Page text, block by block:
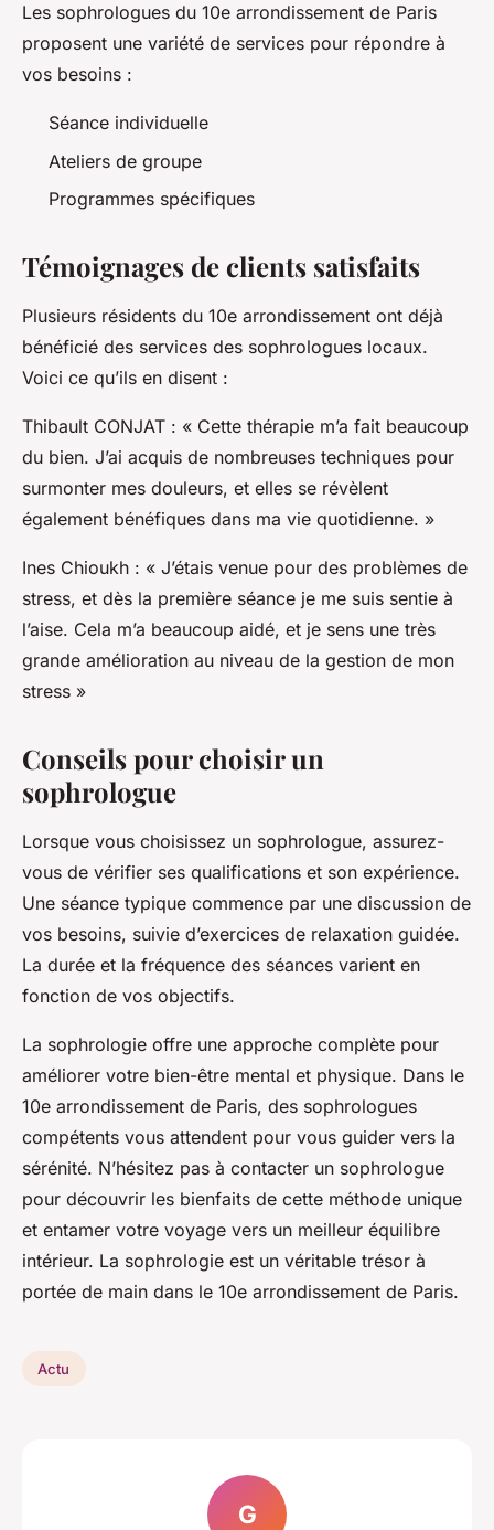
Les sophrologues du 10e arrondissement de Paris
proposent une variété de services pour répondre à
vos besoins :
Séance individuelle
Ateliers de groupe
Programmes spécifiques
Témoignages de clients satisfaits
Plusieurs résidents du 10e arrondissement ont déjà
bénéficié des services des sophrologues locaux.
Voici ce qu’ils en disent :
Thibault CONJAT : « Cette thérapie m’a fait beaucoup
du bien. J’ai acquis de nombreuses techniques pour
surmonter mes douleurs, et elles se révèlent
également bénéfiques dans ma vie quotidienne. »
Ines Chioukh : « J’étais venue pour des problèmes de
stress, et dès la première séance je me suis sentie à
l’aise. Cela m’a beaucoup aidé, et je sens une très
grande amélioration au niveau de la gestion de mon
stress »
Conseils pour choisir un
sophrologue
Lorsque vous choisissez un sophrologue, assurez-
vous de vérifier ses qualifications et son expérience.
Une séance typique commence par une discussion de
vos besoins, suivie d’exercices de relaxation guidée.
La durée et la fréquence des séances varient en
fonction de vos objectifs.
La sophrologie offre une approche complète pour
améliorer votre bien-être mental et physique. Dans le
10e arrondissement de Paris, des sophrologues
compétents vous attendent pour vous guider vers la
sérénité. N’hésitez pas à contacter un sophrologue
pour découvrir les bienfaits de cette méthode unique
et entamer votre voyage vers un meilleur équilibre
intérieur. La sophrologie est un véritable trésor à
portée de main dans le 10e arrondissement de Paris.
Actu
G